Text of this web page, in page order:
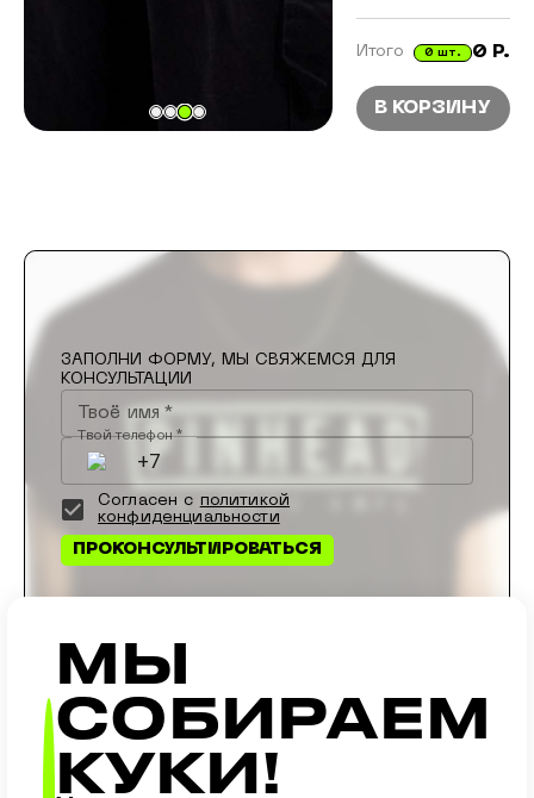
МЫ
СОБИРАЕМ
КУКИ!
Итого 0 шт. 0 Р.
В КОРЗИНУ
МЕТОДЫ НАНЕСЕНИЯ
КАТАЛОГ
ЭТАПЫ РАБОТЫ
ОТЗЫВЫ
ЗАПОЛНИ ФОРМУ, МЫ СВЯЖЕМСЯ ДЛЯ
КОНСУЛЬТАЦИИ
Твоё имя *
Твой телефон*
Согласен с политикой
конфиденциальности
ПРОКОНСУЛЬТИРОВАТЬСЯ